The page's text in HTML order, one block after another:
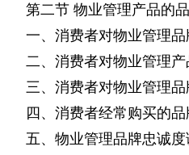
第二节 物业管理产品的
一、消费者对物业管理
二、消费者对物业管理
三、消费者对物业管理
四、消费者经常购买的
五、物业管理品牌忠诚度